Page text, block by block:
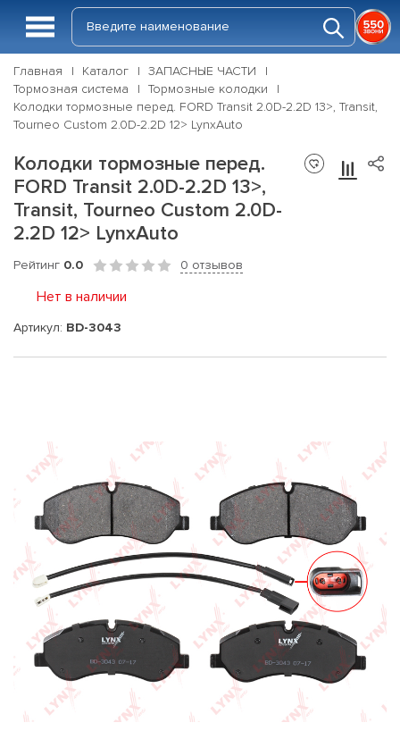
Главная Каталог
ЗАПАСНЫЕ ЧАСТИ
Тормозная система
Тормозные колодки
Колодки тормозные перед. FORD Transit 2.0D-2.2D 13>, Transit,
Tourneo Custom 2.0D-2.2D 12> LynxAuto
Колодки тормозные перед.
FORD Transit 2.0D-2.2D 13>,
Transit, Tourneo Custom 2.0D-
2.2D 12> LynxAuto
Рейтинг 0.0 0 отзывов
Нет в наличии
Артикул: BD-3043